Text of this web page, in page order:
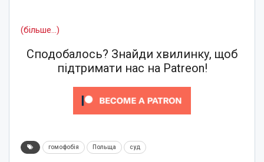
(більше…)
Сподобалось? Знайди хвилинку, щоб
підтримати нас на Patreon!
гомофобія Польща суд